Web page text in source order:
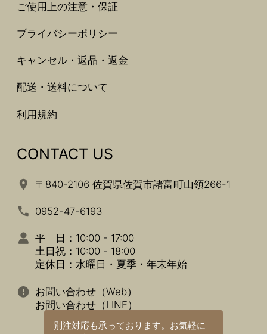
別注対応も承っております。 お気軽に
ご使用上の注意・保証
プライバシーポリシー
キャンセル・返品・返金
配送・送料について
利用規約
CONTACT US
〒840-2106 佐賀県佐賀市諸富町山領266-1
0952-47-6193
平 日：10:00 - 17:00
土日祝：10:00 - 18:00
定休日：水曜日・夏季・年末年始
お問い合わせ（Web）
お問い合わせ（LINE）